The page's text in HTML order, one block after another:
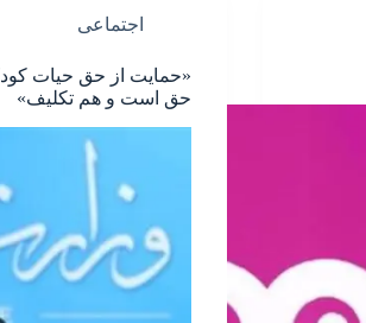
اجتماعی
«حمایت از حق حیات
حق است و هم تکلیف»